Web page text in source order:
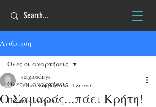
Ανάρτηση
Όλες οι αναρτήσεις
Πύρινος Λόγιος
Όλες οι αναρτήσεις
O Σαμαράς...πάει Κρήτη!
sergioschrys
4 Ιουνδιαβάστηκε 4 λεπτά